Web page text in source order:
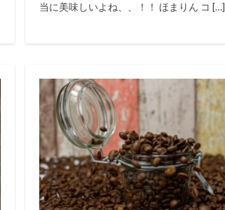
当に美味しいよね、、！！ ほまりん コ […]